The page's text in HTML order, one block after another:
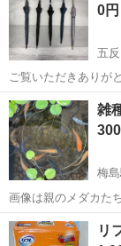
市》 人気の工場の
0円
五
ご覧いただきありが
ったものをお譲りしています。 ■商品につい
骨が折れているもの
ることをご...
東京 品川区
雑
梅
画像は親のメダカたち(一部) 下記にある品種の雑種
回分か2回分までのお譲りで終了
(選べません) 📄針子
東京 足立区
リ